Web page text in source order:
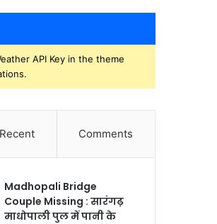
API Key in the theme
Recent Comments
Madhopali Bridge
Couple Missing : सारंगढ़
माधोपाली पुल में पानी के